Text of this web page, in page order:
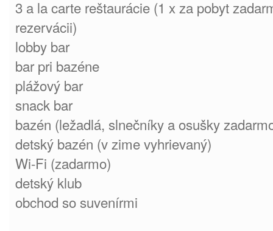
3 a la carte reštaurácie (1 x za pobyt
rezervácii)
lobby bar
bar pri bazéne
plážový bar
snack bar
bazén (ležadlá, slnečníky a osušky
detský bazén (v zime vyhrievaný)
Wi-Fi (zadarmo)
detský klub
obchod so suvenírmi